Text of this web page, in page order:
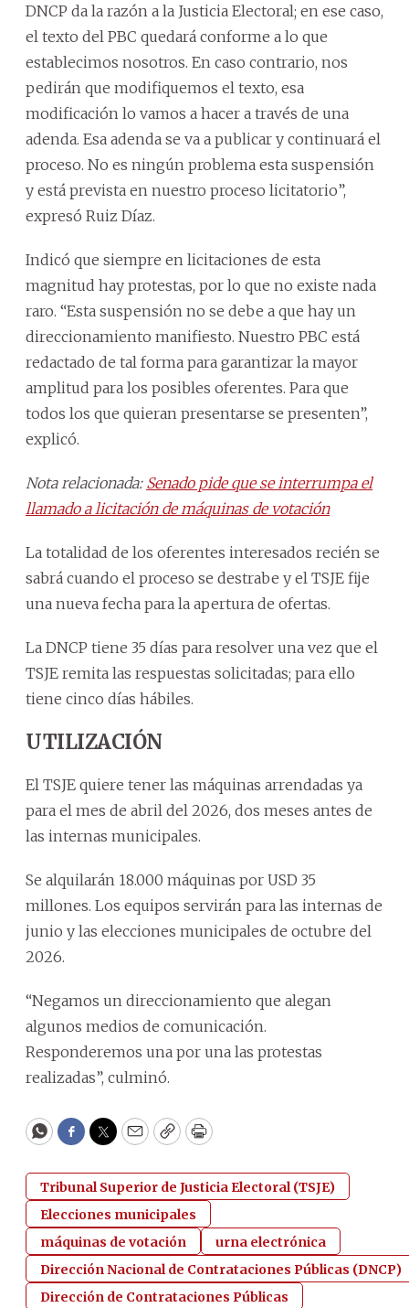
DNCP da la razón a la Justicia Electoral; en ese caso,
el texto del PBC quedará conforme a lo que
establecimos nosotros. En caso contrario, nos
pedirán que modifiquemos el texto, esa
modificación lo vamos a hacer a través de una
adenda. Esa adenda se va a publicar y continuará el
proceso. No es ningún problema esta suspensión
y está prevista en nuestro proceso licitatorio”,
expresó Ruiz Díaz.
Indicó que siempre en licitaciones de esta
magnitud hay protestas, por lo que no existe nada
raro. “Esta suspensión no se debe a que hay un
direccionamiento manifiesto. Nuestro PBC está
redactado de tal forma para garantizar la mayor
amplitud para los posibles oferentes. Para que
todos los que quieran presentarse se presenten”,
explicó.
Nota relacionada: Senado pide que se interrumpa el
llamado a licitación de máquinas de votación
La totalidad de los oferentes interesados recién se
sabrá cuando el proceso se destrabe y el TSJE fije
una nueva fecha para la apertura de ofertas.
La DNCP tiene 35 días para resolver una vez que el
TSJE remita las respuestas solicitadas; para ello
tiene cinco días hábiles.
UTILIZACIÓN
El TSJE quiere tener las máquinas arrendadas ya
para el mes de abril del 2026, dos meses antes de
las internas municipales.
Se alquilarán 18.000 máquinas por USD 35
millones. Los equipos servirán para las internas de
junio y las elecciones municipales de octubre del
2026.
“Negamos un direccionamiento que alegan
algunos medios de comunicación.
Responderemos una por una las protestas
realizadas”, culminó.
WhatsApp
Facebook
Twitter
EmailCopyPrint
Tribunal Superior de Justicia Electoral (TSJE)
Elecciones municipales
máquinas de votación
urna electrónica
Dirección Nacional de Contrataciones Públicas (DNCP)
Dirección de Contrataciones Públicas